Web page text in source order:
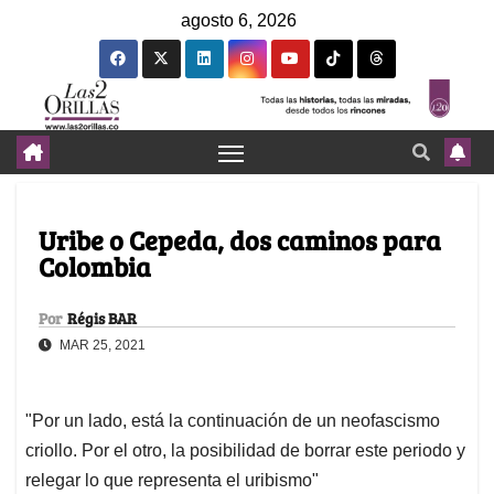
agosto 6, 2026
Uribe o Cepeda, dos caminos para
Colombia
Por Régis BAR
MAR 25, 2021
"Por un lado, está la continuación de un neofascismo
criollo. Por el otro, la posibilidad de borrar este periodo y
relegar lo que representa el uribismo"